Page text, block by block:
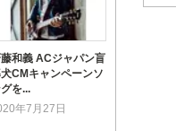
和義 ACジャパン盲
CMキャンペーンソ
を...
年7月27日